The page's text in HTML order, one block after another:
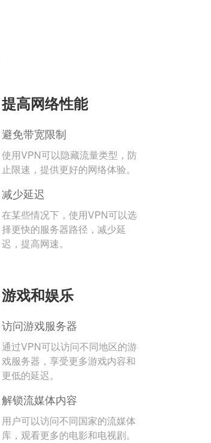
提高网络性能
避免带宽限制
使用VPN可以隐藏流量类型，防
止限速，提供更好的网络体验。
减少延迟
在某些情况下，使用VPN可以选
择更快的服务器路径，减少延
迟，提高网速。
游戏和娱乐
访问游戏服务器
通过VPN可以访问不同地区的游
戏服务器，享受更多游戏内容和
更低的延迟。
解锁流媒体内容
用户可以访问不同国家的流媒体
库，观看更多的电影和电视剧。